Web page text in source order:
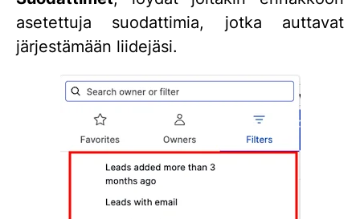
asetettuja suodattimia, jotka auttavat
järjestämään liidejäsi.